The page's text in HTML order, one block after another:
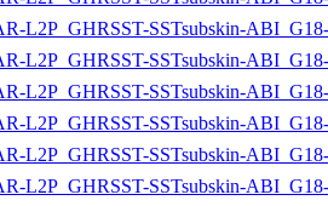
L2P_GHRSST-SSTsubskin-
L2P_GHRSST-SSTsubskin-
L2P_GHRSST-SSTsubskin-
L2P_GHRSST-SSTsubskin-
L2P_GHRSST-SSTsubskin-
L2P_GHRSST-SSTsubskin-